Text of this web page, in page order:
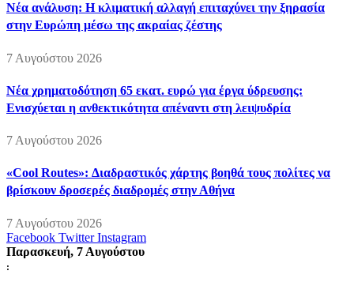
Νέα ανάλυση: Η κλιματική αλλαγή επιταχύνει την ξηρασία
στην Ευρώπη μέσω της ακραίας ζέστης
7 Αυγούστου 2026
Νέα χρηματοδότηση 65 εκατ. ευρώ για έργα ύδρευσης:
Ενισχύεται η ανθεκτικότητα απέναντι στη λειψυδρία
7 Αυγούστου 2026
«Cool Routes»: Διαδραστικός χάρτης βοηθά τους πολίτες να
βρίσκουν δροσερές διαδρομές στην Αθήνα
7 Αυγούστου 2026
Facebook Twitter Instagram
Παρασκευή, 7 Αυγούστου
: